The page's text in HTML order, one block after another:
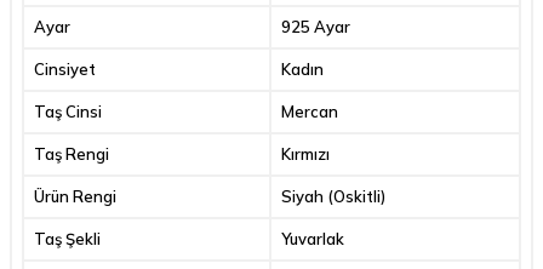
Ayar 925 Ayar
Cinsiyet Kadın
Taş Cinsi Mercan
Taş Rengi Kırmızı
Ürün Rengi Siyah (Oskitli)
Taş Şekli Yuvarlak